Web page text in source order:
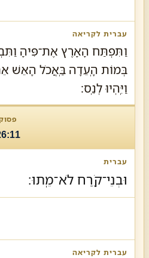
וַתִּפְתַּח הָאָרֶץ אֶת־פִּיהָ
בְּמוֹת הָֽעֵדָה בַּֽאֲכֹל הָאֵשׁ
וַיִּֽהְיוּ לְנֵֽס׃
26:11
וּבְנֵי־קֹ֖רַח לֹא־מֵֽתוּ׃